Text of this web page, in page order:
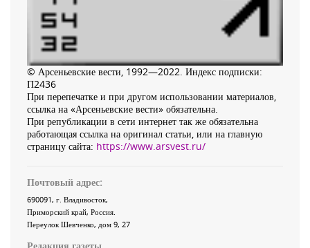
© Арсеньевские вести, 1992—2022. Индекс подписки:
П2436
При перепечатке и при другом использовании материалов,
ссылка на «Арсеньевские вести» обязательна.
При републикации в сети интернет так же обязательна
работающая ссылка на оригинал статьи, или на главную
страницу сайта: https://www.arsvest.ru/
Почтовый адрес:
690091, г. Владивосток,
Приморский край, Россия
Переулок Шевченко, дом 9, 27